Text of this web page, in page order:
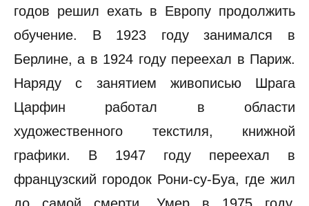
годов решил ехать в Европу продолжить
обучение. В 1923 году занимался в
Берлине, а в 1924 году переехал в Париж.
Наряду с занятием живописью Шрага
Царфин работал в области
художественного текстиля, книжной
графики. В 1947 году переехал в
французский городок Рони-су-Буа, где жил